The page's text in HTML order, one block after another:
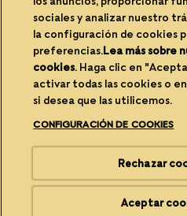
Privacidad(opens in new window)
Avisos legales(opens in new
Propietario del sitio
Reciclabilidad del envase(opens in
Carreras(opens in new window)
®/TM Cesar. Marca Comercial de
sociales y analizar nuestro
la configuración de cookies
preferencias.Lea más sobre
cookies(opens in a new tab)
. Haga clic en
activar todas las cookies o
si desea que las utilicemos.
CONFIGURACIÓN DE COOKIES
Rechazar
Aceptar